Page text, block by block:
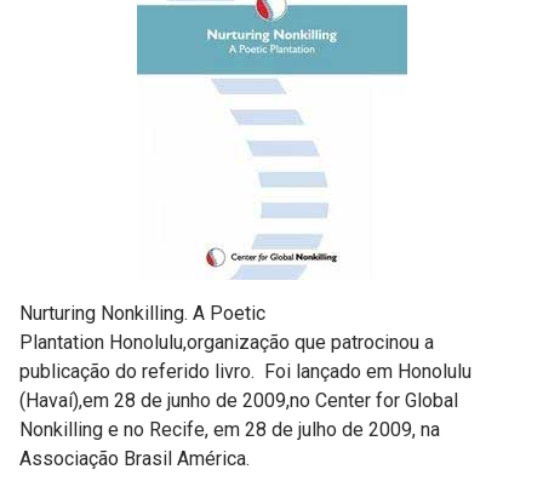
Nurturing Nonkilling. A Poetic
Plantation Honolulu,organização que patrocinou a
publicação do referido livro. Foi lançado em Honolulu
(Havaí),em 28 de junho de 2009,no Center for Global
Nonkilling e no Recife, em 28 de julho de 2009, na
Associação Brasil América.